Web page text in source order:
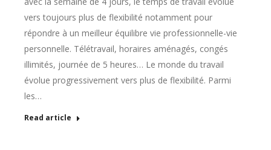
vers toujours plus de flexibilité notamment pour
répondre à un meilleur équilibre vie professionnelle-vie
personnelle. Télétravail, horaires aménagés, congés
illimités, journée de 5 heures… Le monde du travail
évolue progressivement vers plus de flexibilité. Parmi
les…
Read article